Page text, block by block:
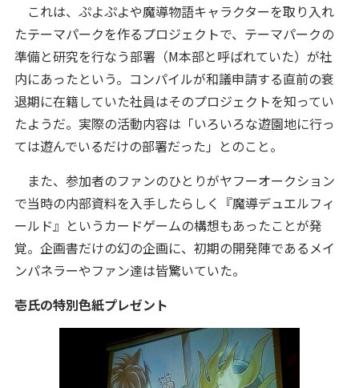
これは、ぷよぷよや魔導物語キャラクターを取り入れ
たテーマパークを作るプロジェクトで、テーマパークの
準備と研究を行なう部署（M本部と呼ばれていた）が社
内にあったという。コンパイルが和議申請する直前の衰
退期に在籍していた社員はそのプロジェクトを知ってい
たようだ。実際の活動内容は「いろいろな遊園地に行っ
ては遊んでいるだけの部署だった」とのこと。
また、参加者のファンのひとりがヤフーオークション
で当時の内部資料を入手したらしく『魔導デュエルフィ
ールド』というカードゲームの構想もあったことが発
覚。企画書だけの幻の企画に、初期の開発陣であるメイ
ンパネラーやファン達は皆驚いていた。
壱氏の特別色紙プレゼント